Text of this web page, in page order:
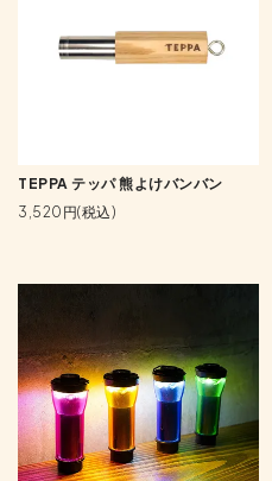
TEPPA テッパ 熊よけバンバン
3,520円(税込)